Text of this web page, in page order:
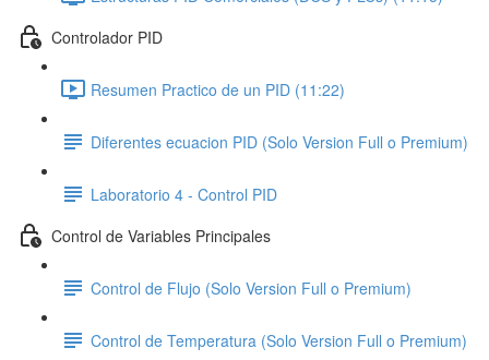
Controlador PID
Resumen Practico de un PID (11:22)
Diferentes ecuacion PID (Solo Version Full o Premium)
Laboratorio 4 - Control PID
Control de Variables Principales
Control de Flujo (Solo Version Full o Premium)
Control de Temperatura (Solo Version Full o Premium)